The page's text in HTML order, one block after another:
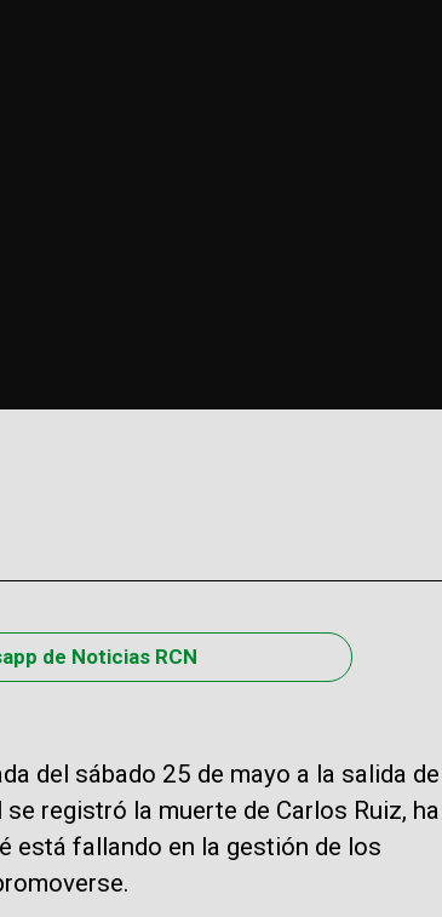
de Noticias RCN
del sábado 25 de mayo a la salida de
registró la muerte de Carlos Ruiz, ha
está fallando en la gestión de los